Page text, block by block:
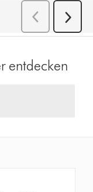
entdecken